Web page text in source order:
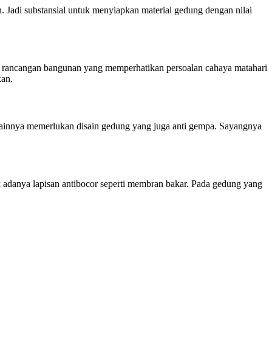
substansial untuk menyiapkan material gedung dengan nilai
bangunan yang memperhatikan persoalan cahaya matahari
memerlukan disain gedung yang juga anti gempa. Sayangnya
lapisan antibocor seperti membran bakar. Pada gedung yang